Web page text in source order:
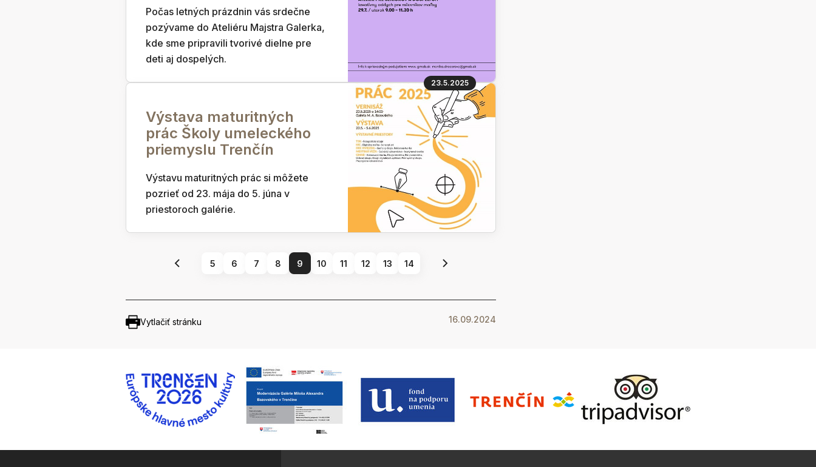
Počas letných prázdnin vás srdečne
pozývame do Ateliéru Majstra Galerka,
kde sme pripravili tvorivé dielne pre
deti aj dospelých.
23.5.2025
Výstava maturitných
prác Školy umeleckého
priemyslu Trenčín
Výstavu maturitných prác si môžete
pozrieť od 23. mája do 5. júna v
priestoroch galérie.
5 6 7 8 9 10 11 12 13 14
Vytlačiť stránku 16.09.2024